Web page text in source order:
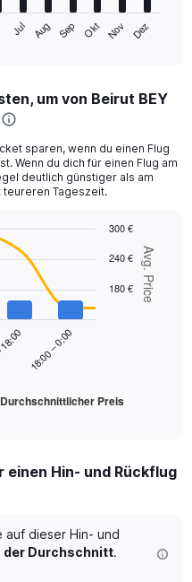
Jul Aug Sep Okt Nov Dez
um von Beirut BEY
sparen, wenn du einen Flug
Wenn du dich für einen Flug am
deutlich günstiger als am
teureren Tageszeit.
Avg. Price
Durchschnittlicher Preis
18:00 – 0:00
180 €
240 €
300 €
einen Hin- und Rückflug
auf dieser Hin- und
der Durchschnitt.